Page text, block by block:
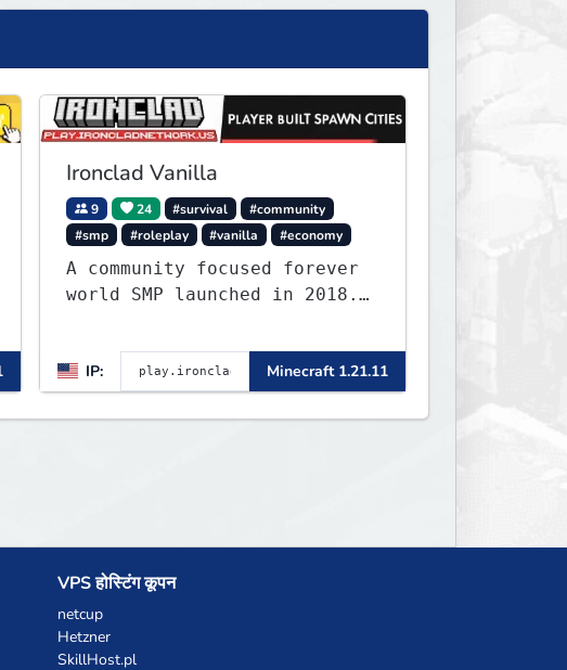
Ironclad Vanilla
9 24 #survival
#community
#smp
#roleplay #vanilla #economy
A community focused forever
world SMP launched in 2018.
with no spawned in items or
cheats.
IP: Minecraft 1.21.11
VPS होस्टिंग कूपन
netcup
Hetzner
SkillHost.pl